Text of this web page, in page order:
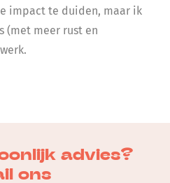
impact te duiden, maar ik
(met meer rust en
advies?
ons